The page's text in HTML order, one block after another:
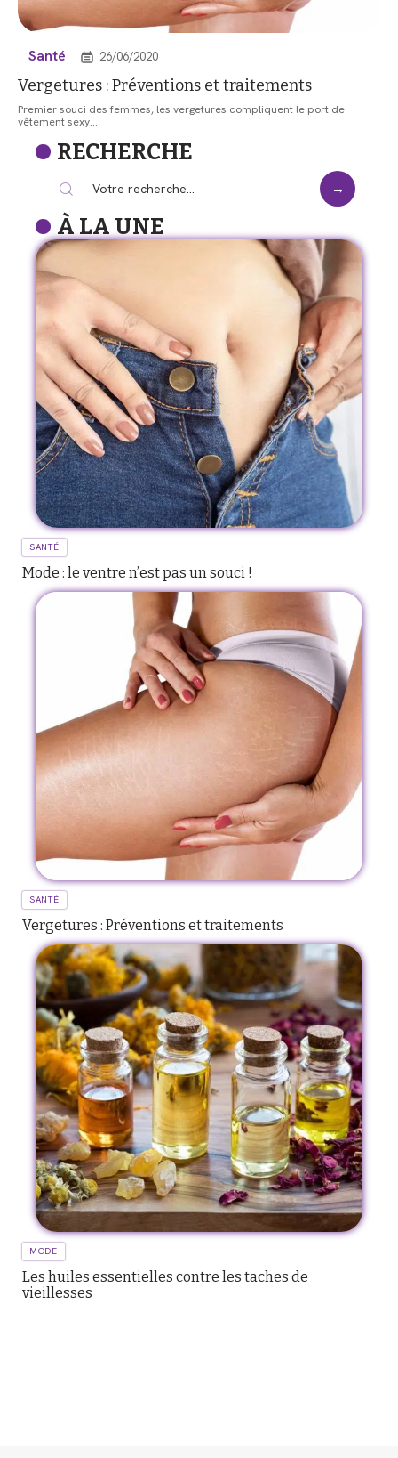
Santé 26/06/2020
Vergetures : Préventions et traitements
Premier souci des femmes, les vergetures compliquent le port de
vêtement sexy.…
RECHERCHE
À LA UNE
SANTÉ
Mode : le ventre n’est pas un souci !
SANTÉ
Vergetures : Préventions et traitements
MODE
Les huiles essentielles contre les taches de
vieillesses